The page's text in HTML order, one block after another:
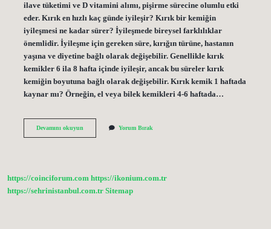
ilave tüketimi ve D vitamini alımı, pişirme sürecine olumlu etki
eder. Kırık en hızlı kaç günde iyileşir? Kırık bir kemiğin
iyileşmesi ne kadar sürer? İyileşmede bireysel farklılıklar
önemlidir. İyileşme için gereken süre, kırığın türüne, hastanın
yaşına ve diyetine bağlı olarak değişebilir. Genellikle kırık
kemikler 6 ila 8 hafta içinde iyileşir, ancak bu süreler kırık
kemiğin boyutuna bağlı olarak değişebilir. Kırık kemik 1 haftada
kaynar mı? Örneğin, el veya bilek kemikleri 4-6 haftada…
Devamını okuyunKırığın
Yorum Bırak
https://coinciforum.com https://ikonium.com.tr
https://sehrinistanbul.com.tr Sitemap